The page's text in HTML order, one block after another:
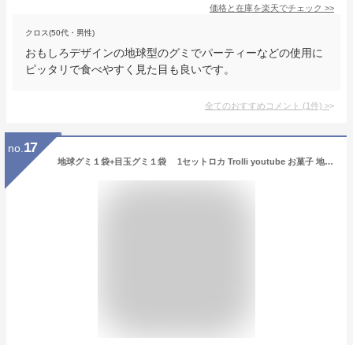
価格と在庫を楽天でチェック >>
クロス(50代・男性)
おもしろデザインの地球型のグミでパーティーなどの使用に
ピッタリで食べやすく見た目も良いです。
全てのおすすめコメント (1件) >
no. 17
地球グミ１袋+目玉グミ１袋 1セットロカ Trolli youtube お菓子 地球グミ 目玉グミ 韓国 モッパン ASMR (中国生産製品に表記された日付は生産日です。賞味期間は生産日から15ヶ月です。)